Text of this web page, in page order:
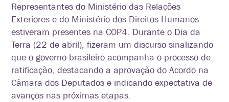
Representantes do Ministério das Relações
Exteriores e do Ministério dos Direitos Humanos
estiveram presentes na COP4. Durante o Dia da
Terra (22 de abril), fizeram um discurso sinalizando
que o governo brasileiro acompanha o processo de
ratificação, destacando a aprovação do Acordo na
Câmara dos Deputados e indicando expectativa de
avanços nas próximas etapas.